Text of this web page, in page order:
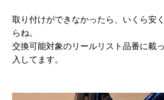
取り付けができなかったら、いくら安
らね。
交換可能対象のリールリスト品番に載
入してます。